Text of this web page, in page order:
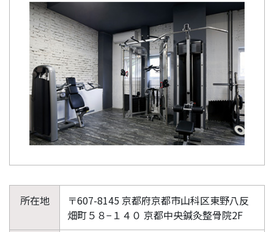
所在地
〒607-8145 京都府京都市山科区東野八反
畑町５８−１４０ 京都中央鍼灸整骨院2F